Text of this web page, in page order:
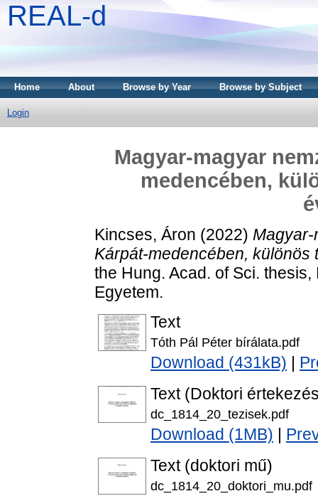
REAL-d
Home About Browse by Year Browse by Subject
Login
Magyar-magyar
medencében,
Kincses, Áron (2022)
Kárpát-medencében, különös
the Hung. Acad. of Sci.
Egyetem.
Text
Tóth Pál Péter bírálata.pdf
Download (431kB)
Text (Doktori
dc_1814_20_tezisek.pdf
Download (1MB)
Text (doktori mű)
dc_1814_20_doktori_mu.pdf